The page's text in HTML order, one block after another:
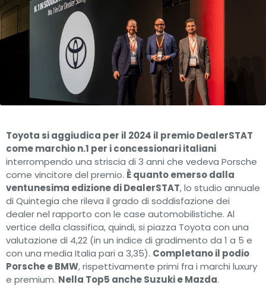
Toyota si aggiudica per il 2024 il premio DealerSTAT
come marchio n.1 per i concessionari italiani
interrompendo una striscia di 3 anni che vedeva Porsche
come vincitore del premio. È quanto emerso dalla
ventunesima edizione di DealerSTAT, lo studio annuale
di Quintegia che rileva il grado di soddisfazione dei
dealer nel rapporto con le case automobilistiche. Al
vertice della classifica, quindi, si piazza Toyota con una
valutazione di 4,22 (in un indice di gradimento da 1 a 5 e
con una media Italia pari a 3,35). Completano il podio
Porsche e BMW, rispettivamente primi fra i marchi luxury
e premium. Nella Top5 anche Suzuki e Mazda.